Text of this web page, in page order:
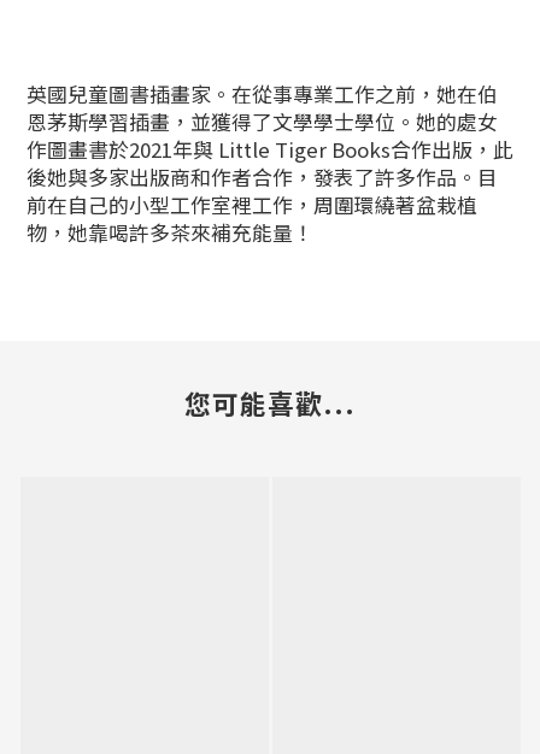
英國兒童圖書插畫家。在從事專業工作之前，她在伯
恩茅斯學習插畫，並獲得了文學學士學位。她的處女
作圖畫書於2021年與 Little Tiger Books合作出版，此
後她與多家出版商和作者合作，發表了許多作品。目
前在自己的小型工作室裡工作，周圍環繞著盆栽植
物，她靠喝許多茶來補充能量！
您可能喜歡...